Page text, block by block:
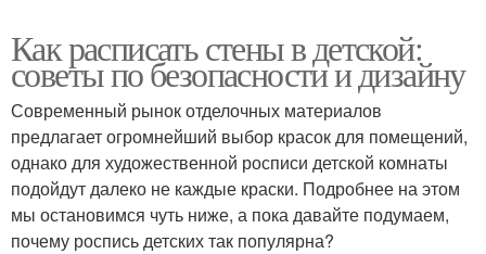
Как расписать стены в детской:
советы по безопасности и дизайну
Современный рынок отделочных материалов
предлагает огромнейший выбор красок для помещений,
однако для художественной росписи детской комнаты
подойдут далеко не каждые краски. Подробнее на этом
мы остановимся чуть ниже, а пока давайте подумаем,
почему роспись детских так популярна?